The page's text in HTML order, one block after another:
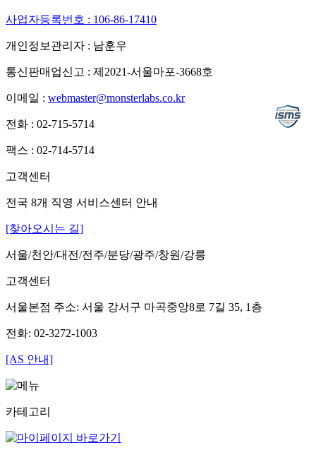
사업자등록번호 : 106-86-17410
개인정보관리자 : 남훈우
통신판매업신고 : 제2021-서울마포-3668호
이메일 : webmaster@monsterlabs.co.kr
전화 : 02-715-5714
팩스 : 02-714-5714
고객센터
전국 8개 직영 서비스센터 안내
[찾아오시는 길]
서울/천안/대전/전주/분당/광주/창원/강릉
고객센터
서울본점 주소: 서울 강서구 마곡중앙8로 7길 35, 1층
전화: 02-3272-1003
[AS 안내]
카테고리